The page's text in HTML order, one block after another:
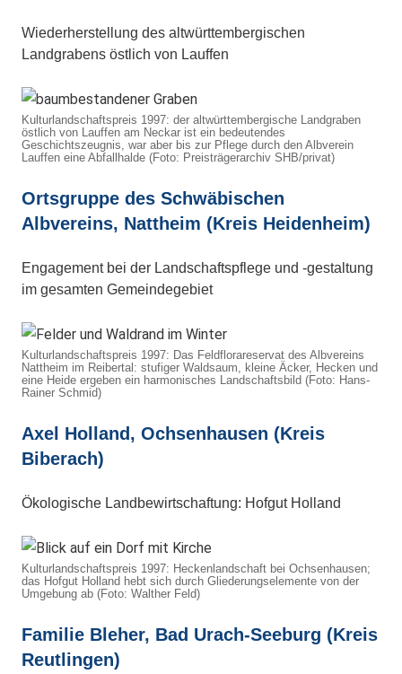
Wiederherstellung des altwürttembergischen
Landgrabens östlich von Lauffen
Kulturlandschaftspreis 1997: der altwürttembergische Landgraben
östlich von Lauffen am Neckar ist ein bedeutendes
Geschichtszeugnis, war aber bis zur Pflege durch den Albverein
Lauffen eine Abfallhalde (Foto: Preisträgerarchiv SHB/privat)
Ortsgruppe des Schwäbischen
Albvereins, Nattheim (Kreis Heidenheim)
Engagement bei der Landschaftspflege und -gestaltung
im gesamten Gemeindegebiet
Kulturlandschaftspreis 1997: Das Feldflorareservat des Albvereins
Nattheim im Reibertal: stufiger Waldsaum, kleine Äcker, Hecken und
eine Heide ergeben ein harmonisches Landschaftsbild (Foto: Hans-
Rainer Schmid)
Axel Holland, Ochsenhausen (Kreis
Biberach)
Ökologische Landbewirtschaftung: Hofgut Holland
Kulturlandschaftspreis 1997: Heckenlandschaft bei Ochsenhausen;
das Hofgut Holland hebt sich durch Gliederungselemente von der
Umgebung ab (Foto: Walther Feld)
Familie Bleher, Bad Urach-Seeburg (Kreis
Reutlingen)